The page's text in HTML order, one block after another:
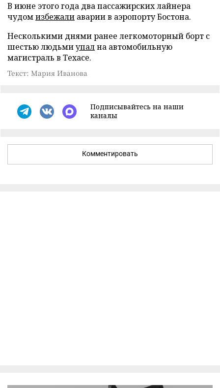
В июне этого года два пассажирских лайнера
чудомизбежали аварии в аэропорту Бостона.
Несколькими днями ранее легкомоторный борт с
шестью людьмиупална автомобильную
магистраль в Техасе.
Текст: Мария Иванова
Подписывайтесь на наши
каналы
Комментировать